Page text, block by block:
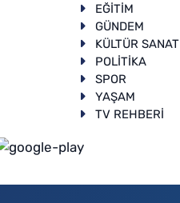
EĞİTİM
GÜNDEM
KÜLTÜR SANAT
POLİTİKA
SPOR
YAŞAM
TV REHBERİ